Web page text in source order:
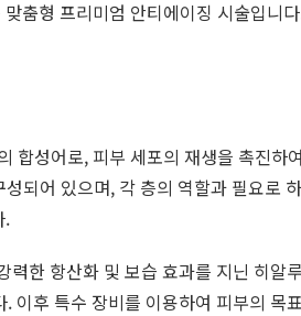
춤형 프리미엄 안티에이징 시술입니
성어로, 피부 세포의 재생을 촉진
되어 있으며, 각 층의 역할과 필요
.
한 항산화 및 보습 효과를 지닌 히
이후 특수 장비를 이용하여 피부의